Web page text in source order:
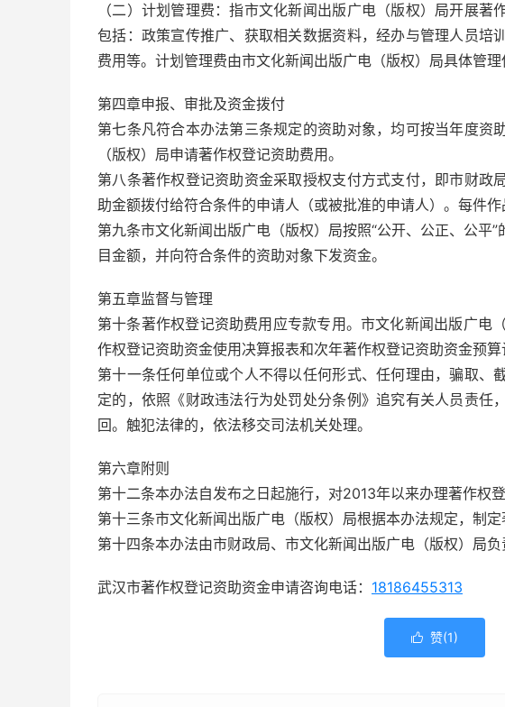
（二）计划管理费：指市文化新闻出版广电（版权）局开展
包括：政策宣传推广、获取相关数据资料，经办与管理人员培
费用等。计划管理费由市文化新闻出版广电（版权）局具体管理
第四章申报、审批及资金拨付
第七条凡符合本办法第三条规定的资助对象，均可按当年度资
（版权）局申请著作权登记资助费用。
第八条著作权登记资助资金采取授权支付方式支付，即市财政
助金额拨付给符合条件的申请人（或被批准的申请人）。每件
第九条市文化新闻出版广电（版权）局按照“公开、公正、公平
目金额，并向符合条件的资助对象下发资金。
第五章监督与管理
第十条著作权登记资助费用应专款专用。市文化新闻出版广电
作权登记资助资金使用决算报表和次年著作权登记资助资金预算
第十一条任何单位或个人不得以任何形式、任何理由，骗取、
定的，依照《财政违法行为处罚处分条例》追究有关人员责任
回。触犯法律的，依法移交司法机关处理。
第六章附则
第十二条本办法自发布之日起施行，对2013年以来办理著作权登
第十三条市文化新闻出版广电（版权）局根据本办法规定，制定
第十四条本办法由市财政局、市文化新闻出版广电（版权）局负
武汉市著作权登记资助资金申请咨询电话： 18186455313
 赞(1)